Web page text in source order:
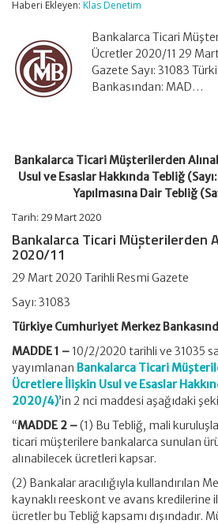
Usul
Esaslar
Hakkında
Tebliğ
(Sayı:
2020/4)’de
(Sayı:
2020/11)
için
Haberi Ekleyen: Klas Denetim
Bankalarca Ticari
Ücretler 2020/11 29
Gazete Sayı: 31083
Bankasından: MAD…
Bankalarca Ticari Müşterilerden
Usul ve Esaslar Hakkında Tebliğ
Yapılmasına Dair Tebliğ
Tarih: 29 Mart 2020
Bankalarca Ticari Müşterilerden
2020/11
29 Mart 2020 Tarihli Resmi Gazete
Sayı: 31083
Türkiye Cumhuriyet Merkez
MADDE 1 – 10/2/2020 tarihli ve 31035
yayımlanan Bankalarca Ticari
Ücretlere İlişkin Usul ve Esaslar
2020/4)’in 2 nci maddesi aşağıdaki
“MADDE 2 –(1) Bu Tebliğ, mali
ticari müşterilere bankalarca sunulan
alınabilecek ücretleri kapsar.
(2) Bankalar aracılığıyla kullandırılan
kaynaklı reeskont ve avans kredilerine
ücretler bu Tebliğ kapsamı dışındadır.